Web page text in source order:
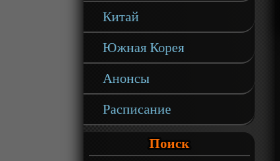
Китай
Южная Корея
Анонсы
Расписание
Поиск